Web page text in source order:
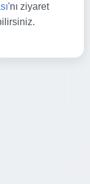
'nı ziyaret